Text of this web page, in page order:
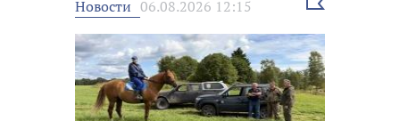
Новости 06.08.2026 12:15
Выбрать